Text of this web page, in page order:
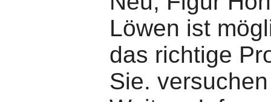
Löwen ist
das richtige
Sie.